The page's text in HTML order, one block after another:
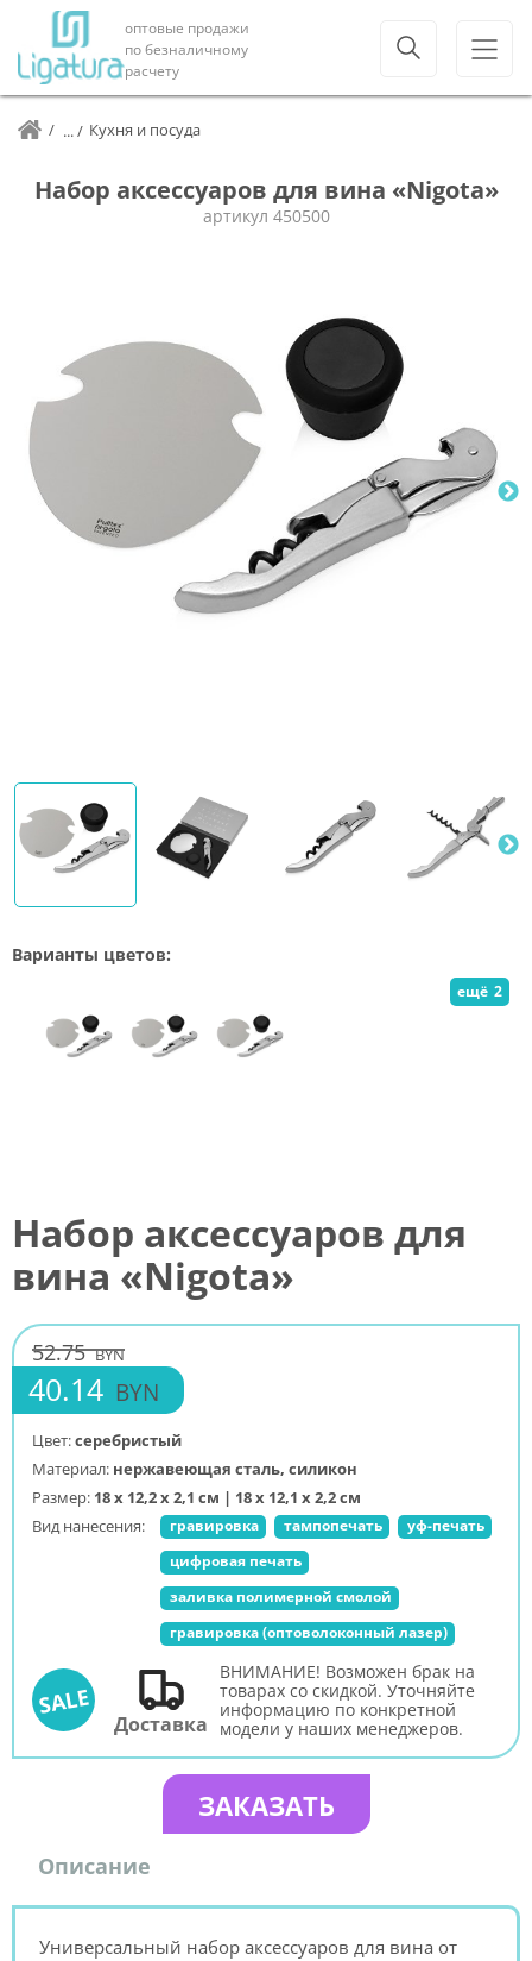
оптовые продажи
по безналичному
расчету
Кухня и посуда
Набор аксессуаров для вина «Nigota»
артикул 450500
Варианты цветов:
ещё 2
Набор аксессуаров для
вина «Nigota»
52.75 BYN
40.14 BYN
Цвет:серебристый
Материал: нержавеющая cталь, силикон
Размер: 18 х 12,2 х 2,1 см | 18 х 12,1 х 2,2 см
Вид нанесения:
гравировка тампопечать
уф-печать
цифровая печать
заливка полимерной смолой
гравировка (оптоволоконный лазер)
SALE
Доставка
ВНИМАНИЕ! Возможен брак на
товарах со скидкой. Уточняйте
информацию по конкретной
модели у наших менеджеров.
ЗАКАЗАТЬ
Описание
Универсальный набор аксессуаров для вина от